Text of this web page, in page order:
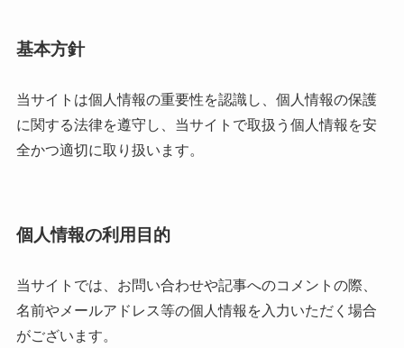
基本方針
当サイトは個人情報の重要性を認識し、個人情報の保護
に関する法律を遵守し、当サイトで取扱う個人情報を安
全かつ適切に取り扱います。
個人情報の利用目的
当サイトでは、お問い合わせや記事へのコメントの際、
名前やメールアドレス等の個人情報を入力いただく場合
がございます。